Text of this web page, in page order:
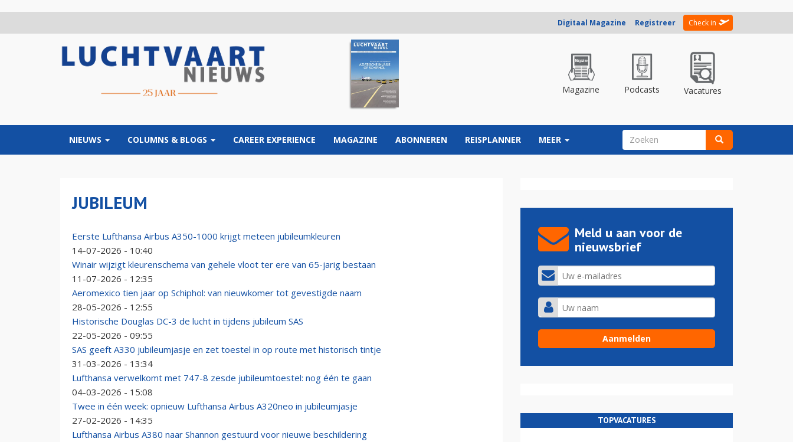
Digitaal Magazine Registreer Check in
Magazine Podcasts Vacatures
NIEUWS COLUMNS & BLOGS CAREER EXPERIENCE MAGAZINE ABONNEREN REISPLANNER MEER ZOEKVELD
JUBILEUM
Eerste Lufthansa Airbus A350-1000 krijgt meteen jubileumkleuren
14-07-2026 - 10:40
Winair wijzigt kleurenschema van gehele vloot ter ere van 65-jarig bestaan
11-07-2026 - 12:35
Aeromexico tien jaar op Schiphol: van nieuwkomer tot gevestigde naam
28-05-2026 - 12:55
Historische Douglas DC-3 de lucht in tijdens jubileum SAS
22-05-2026 - 09:55
SAS geeft A330 jubileumjasje en zet toestel in op route met historisch tintje
31-03-2026 - 13:34
Lufthansa verwelkomt met 747-8 zesde jubileumtoestel: nog één te gaan
04-03-2026 - 15:08
Twee in één week: opnieuw Lufthansa Airbus A320neo in jubileumjasje
27-02-2026 - 14:35
Lufthansa Airbus A380 naar Shannon gestuurd voor nieuwe beschildering
Meld u aan voor de
nieuwsbrief
TOPVACATURES